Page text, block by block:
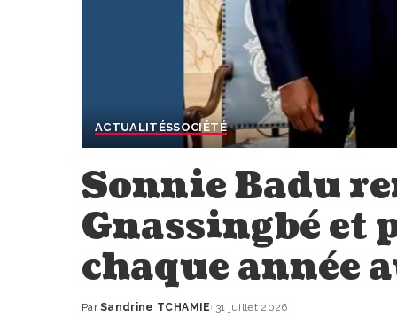
ACTUALITÉSSOCIÉTÉ
Sonnie Badu
Gnassingbé et
chaque année
Par Sandrine TCHAMIE 31 juillet 2026